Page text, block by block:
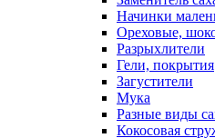
Начинки
Ореховые,
Разрыхлители
Гели, покрытия
Загустители
Мука
Разные виды
Кокосовая